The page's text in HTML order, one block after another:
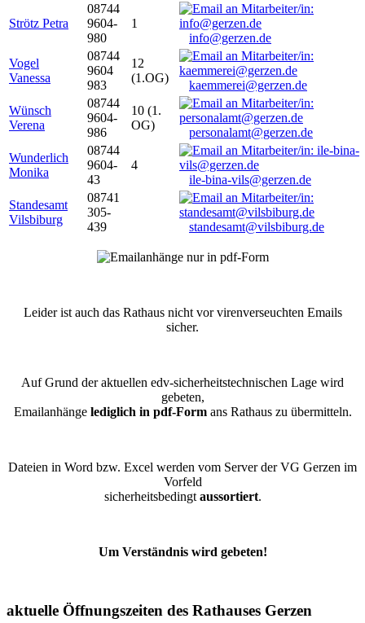
Strötz Petra
08744
9604-
980
1
info@gerzen.de
Vogel
Vanessa
08744
9604
983
12
(1.OG)
kaemmerei@gerzen.de
Wünsch
Verena
08744
9604-
986
10 (1.
OG)
personalamt@gerzen.de
Wunderlich
Monika
08744
9604-
43
4
ile-bina-vils@gerzen.de
Standesamt
Vilsbiburg
08741
305-
439
standesamt@vilsbiburg.de
Leider ist auch das Rathaus nicht vor virenverseuchten Emails
sicher.
Auf Grund der aktuellen edv-sicherheitstechnischen Lage wird
gebeten,
Emailanhänge lediglich in pdf-Formans Rathaus zu übermitteln.
Dateien in Word bzw. Excel werden vom Server der VG Gerzen im
Vorfeld
sicherheitsbedingt aussortiert.
Um Verständnis wird gebeten!
aktuelle Öffnungszeiten des Rathauses Gerzen